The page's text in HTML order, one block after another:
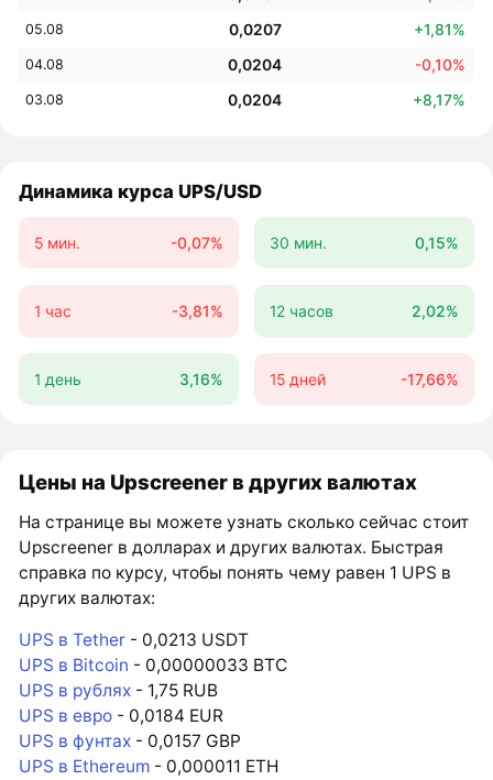
05.08 0,0207 +1,81%
04.08 0,0204 -0,10%
03.08 0,0204 +8,17%
Динамика курса UPS/USD
5 мин. -0,07% 30 мин. 0,15%
1 час -3,81% 12 часов 2,02%
1 день 3,16% 15 дней -17,66%
Цены на Upscreener в других валютах
На странице вы можете узнать сколько сейчас стоит
Upscreener в долларах и других валютах. Быстрая
справка по курсу, чтобы понять чему равен 1 UPS в
других валютах:
UPS в Tether - 0,0213 USDT
UPS в Bitcoin - 0,00000033 BTC
UPS в рублях - 1,75 RUB
UPS в евро - 0,0184 EUR
UPS в фунтах - 0,0157 GBP
UPS в Ethereum - 0,000011 ETH